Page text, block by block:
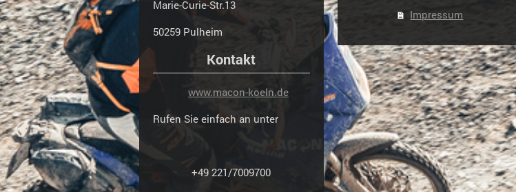
Impressum
Marie-Curie-Str.13
50259 Pulheim
Kontakt
www.macon-koeln.de
Rufen Sie einfach an unter
+49 221/7009700